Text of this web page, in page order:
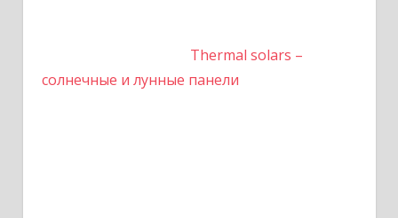
Thermal solars –
солнечные и лунные панели